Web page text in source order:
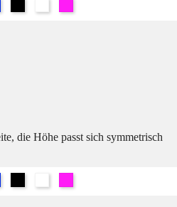
die Höhe passt sich symmetrisch